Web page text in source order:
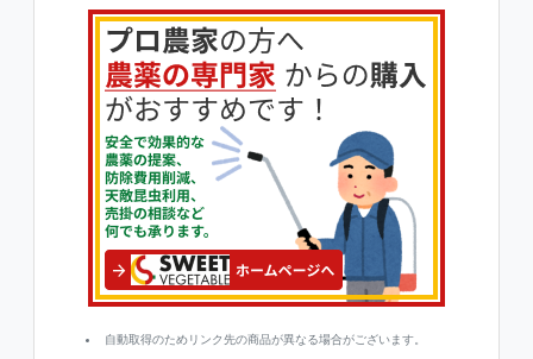
自動取得のためリンク先の商品が異なる場合がございます。